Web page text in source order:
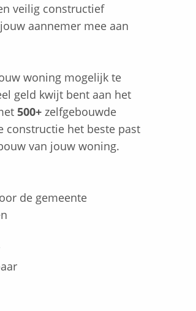
veilig constructief
aannemer mee aan
woning mogelijk te
geld kwijt bent aan het
500+ zelfgebouwde
constructie het beste past
van jouw woning.
de gemeente